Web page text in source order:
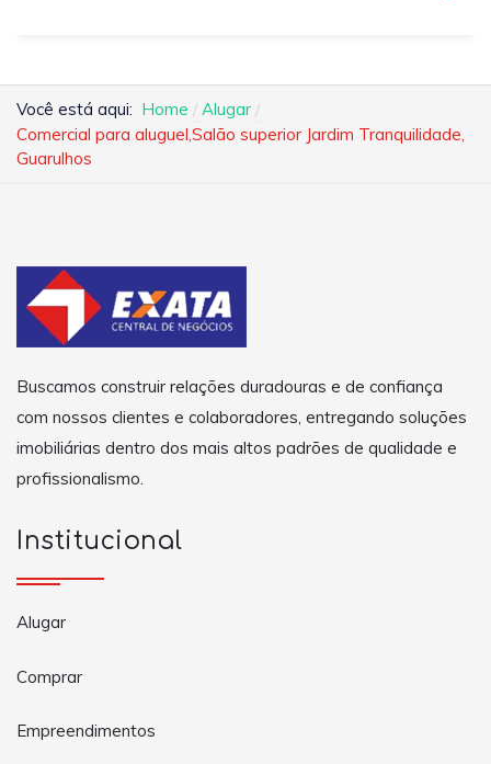
Você está aqui: Home
Alugar
Comercial para aluguel,Salão superior Jardim Tranquilidade,
Guarulhos
Buscamos construir relações duradouras e de confiança
com nossos clientes e colaboradores, entregando soluções
imobiliárias dentro dos mais altos padrões de qualidade e
profissionalismo.
Institucional
Alugar
Comprar
Empreendimentos